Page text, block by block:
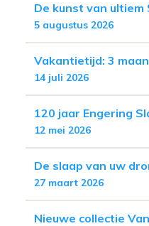
De kunst van
5 augustus 2026
Vakantietijd: 3
14 juli 2026
120 jaar Engering
12 mei 2026
De slaap van uw
27 maart 2026
Nieuwe collectie